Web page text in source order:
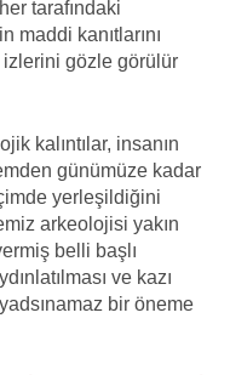
tarafındaki
maddi kanıtlarını
izlerini gözle görülür
kalıntılar, insanın
günümüze kadar
yerleşildiğini
arkeolojisi yakın
belli başlı
ve kazı
bir öneme